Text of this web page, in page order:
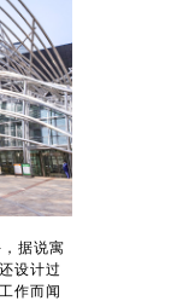
据说寓
设计过
作而闻